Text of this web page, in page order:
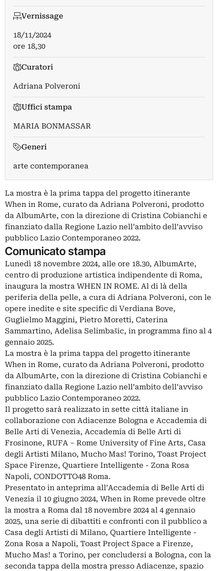
Vernissage
18/11/2024
ore 18,30
Curatori
Adriana Polveroni
Uffici stampa
MARIA BONMASSAR
Generi
arte contemporanea
La mostra è la prima tappa del progetto itinerante
When in Rome, curato da Adriana Polveroni, prodotto
da AlbumArte, con la direzione di Cristina Cobianchi e
finanziato dalla Regione Lazio nell’ambito dell’avviso
pubblico Lazio Contemporaneo 2022.
Comunicato stampa
Lunedì 18 novembre 2024, alle ore 18.30, AlbumArte,
centro di produzione artistica indipendente di Roma,
inaugura la mostra WHEN IN ROME. Al di là della
periferia della pelle, a cura di Adriana Polveroni, con le
opere inedite e site specific di Verdiana Bove,
Guglielmo Maggini, Pietro Moretti, Caterina
Sammartino, Adelisa Selimbašic, in programma fino al 4
gennaio 2025.
La mostra è la prima tappa del progetto itinerante
When in Rome, curato da Adriana Polveroni, prodotto
da AlbumArte, con la direzione di Cristina Cobianchi e
finanziato dalla Regione Lazio nell’ambito dell’avviso
pubblico Lazio Contemporaneo 2022.
Il progetto sarà realizzato in sette città italiane in
collaborazione con Adiacenze Bologna e Accademia di
Belle Arti di Venezia, Accademia di Belle Arti di
Frosinone, RUFA – Rome University of Fine Arts, Casa
degli Artisti Milano, Mucho Mas! Torino, Toast Project
Space Firenze, Quartiere Intelligente - Zona Rosa
Napoli, CONDOTTO48 Roma.
Presentato in anteprima all’Accademia di Belle Arti di
Venezia il 10 giugno 2024, When in Rome prevede oltre
la mostra a Roma dal 18 novembre 2024 al 4 gennaio
2025, una serie di dibattiti e confronti con il pubblico a
Casa degli Artisti di Milano, Quartiere Intelligente -
Zona Rosa a Napoli, Toast Project Space a Firenze,
Mucho Mas! a Torino, per concludersi a Bologna, con la
seconda tappa della mostra presso Adiacenze, spazio